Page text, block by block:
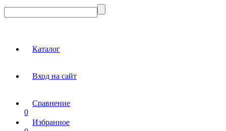
Каталог
Вход на сайт
Сравнение
0
Избранное